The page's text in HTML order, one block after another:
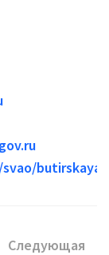
butirskaya
Следующая